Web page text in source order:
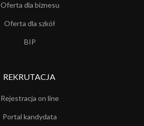
Oferta dla biznesu
Oferta dla szkół
BIP
REKRUTACJA
Rejestracja on line
Portal kandydata